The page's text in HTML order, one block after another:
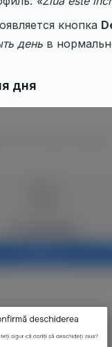
кнопка
день в
дня